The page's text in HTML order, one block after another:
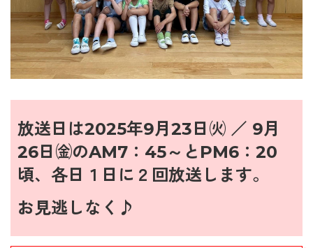
放送日は2025年9月23日㈫ ／ 9月
26日㈮のAM7：45～とPM6：20
頃、各日１日に２回放送します。
お見逃しなく♪